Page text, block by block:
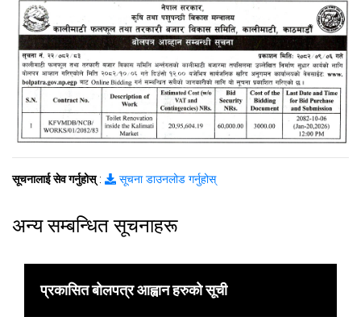
सूचनालाई सेव गर्नुहोस्: सूचना डाउनलोड गर्नुहोस्
अन्य सम्बन्धित सूचनाहरू
प्रकासित बोलपत्र आह्वान हरुको सूची